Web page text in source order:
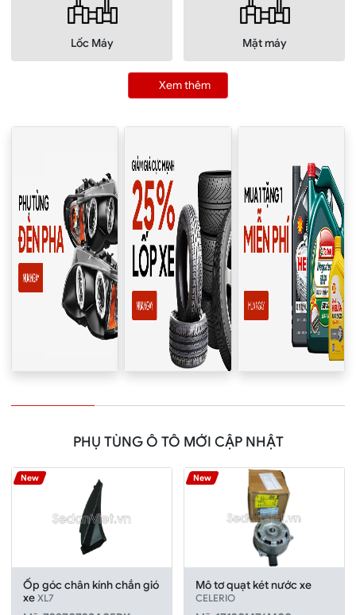
Lốc Máy Mặt máy
Xem thêm
PHỤ TÙNG Ô TÔ MỚI CẬP NHẬT
New
Ốp góc chân kính chắn gió
xeXL7
New
Mô tơ quạt két nước xe
CELERIO